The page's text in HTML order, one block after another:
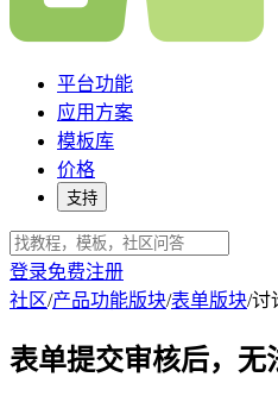
平台功能
应用方案
模板库
价格
支持
登录免费注册
社区/产品功能版块/表单版块/讨
表单提交审核后，无